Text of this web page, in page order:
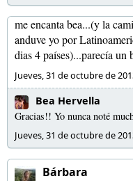
me encanta bea...(y la
anduve yo por
dias 4 países)...parecía un
Jueves, 31 de octubre de
Bea Hervella
Gracias!! Yo nunca noté
Jueves, 31 de octubre de
Bárbara